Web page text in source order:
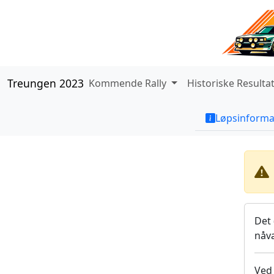
Treungen 2023 Kommende Rally Historiske Resultat